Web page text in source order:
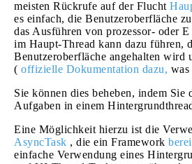
meisten Rückrufe auf der Flucht
es einfach, die Benutzeroberfläche
das Ausführen von prozessor- oder
im Haupt-Thread kann dazu führen,
Benutzeroberfläche angehalten wird
( offizielle Dokumentation dazu, was
Sie können dies beheben, indem Sie
Aufgaben in einem
Eine Möglichkeit hierzu ist die
AsyncTask , die ein Framework
einfache Verwendung eines